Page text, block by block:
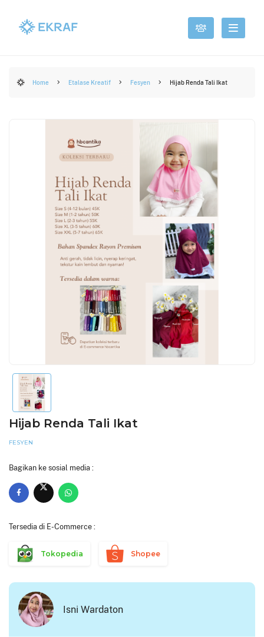
Home Etalase Kreatif Fesyen Hijab Renda Tali Ikat
Hijab Renda Tali Ikat
FESYEN
Bagikan ke sosial media :
Tersedia di E-Commerce :
Tokopedia Shopee
Isni Wardaton